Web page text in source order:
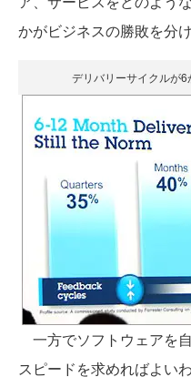
かがビジネスの勝敗を分け
デリバリーサイクルが
一方でソフトウェアを
スピードを求めればよい